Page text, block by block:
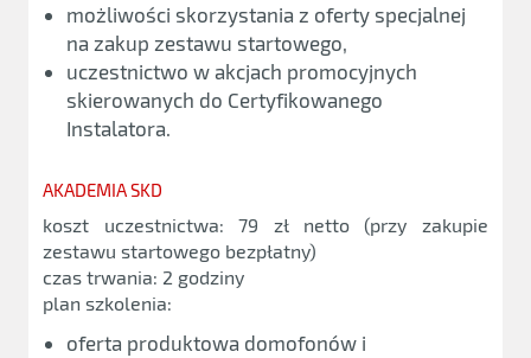
możliwości skorzystania z oferty specjalnej
na zakup zestawu startowego,
uczestnictwo w akcjach promocyjnych
skierowanych do Certyfikowanego
Instalatora.
AKADEMIA SKD
koszt uczestnictwa: 79 zł netto (przy zakupie
zestawu startowego bezpłatny)
czas trwania: 2 godziny
plan szkolenia:
oferta produktowa domofonów i